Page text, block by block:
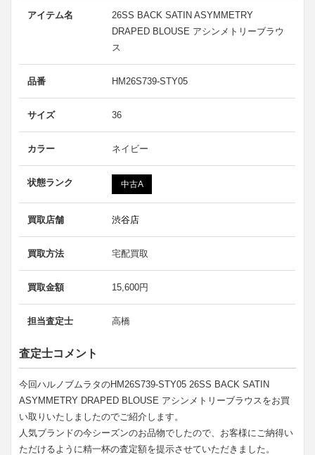
アイテム名
26SS BACK SATIN ASYMMETRY
DRAPED BLOUSE アシンメトリーブラウ
ス
品番 HM26S739-STY05
サイズ 36
カラー ネイビー
状態ランク 中古A
買取店舗 渋谷店
買取方法 宅配買取
買取金額 15,600円
担当査定士 高橋
査定士コメント
今回ハルノブムラタのHM26S739-STY05 26SS BACK SATIN
ASYMMETRY DRAPED BLOUSE アシンメトリーブラウスをお買
い取りいたしましたのでご紹介します。
人気ブランドの今シーズンのお品物でしたので、お客様にご納得い
ただけるように精一杯の査定額を提示させていただきました。